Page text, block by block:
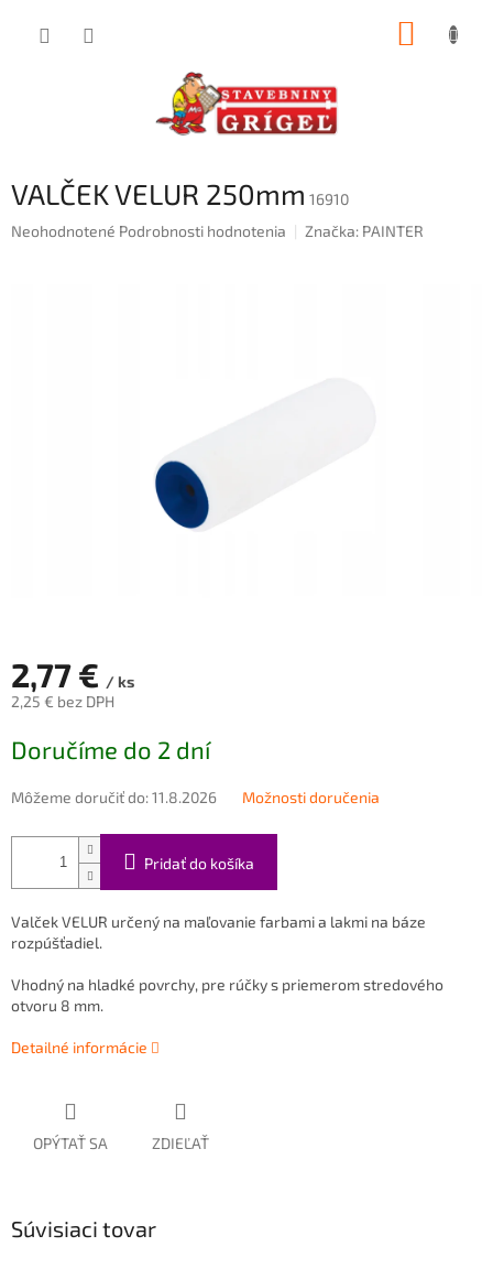
VALČEK VELUR 250mm 16910
Priemerné
Neohodnotené Podrobnosti hodnotenia Značka: PAINTER
2,77 € / ks
2,25 € bez DPH
cena:
Doručíme do 2 dní
Môžeme doručiť do:11.8.2026 Možnosti doručenia
Pridať do košíka
Valček VELUR určený na maľovanie farbami a lakmi na báze
rozpúšťadiel.
Vhodný na hladké povrchy, pre rúčky s priemerom stredového
otvoru 8 mm.
Detailné informácie
OPÝTAŤ SA ZDIEĽAŤ
Súvisiaci tovar